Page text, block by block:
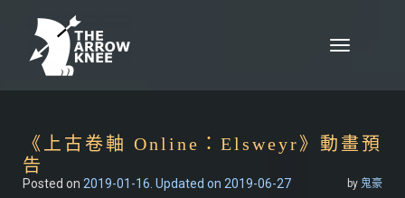
Skip to content
Toggle
《上古卷軸 Online：Elsweyr》動畫預
告
Posted on 2019-01-16 . Updated on 2019-06-27 by 鬼豪